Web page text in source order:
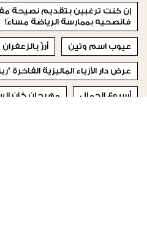
إن كنت ترغبين بتقديم نصيحة
فانصحيه بممارسة الرياضة مساءً!
عيوب اسم وتين أرزّ بالزعفران
عرض دار الأزياء الماليزية الفاخرة
أسبوع الجمال مهرجان كان